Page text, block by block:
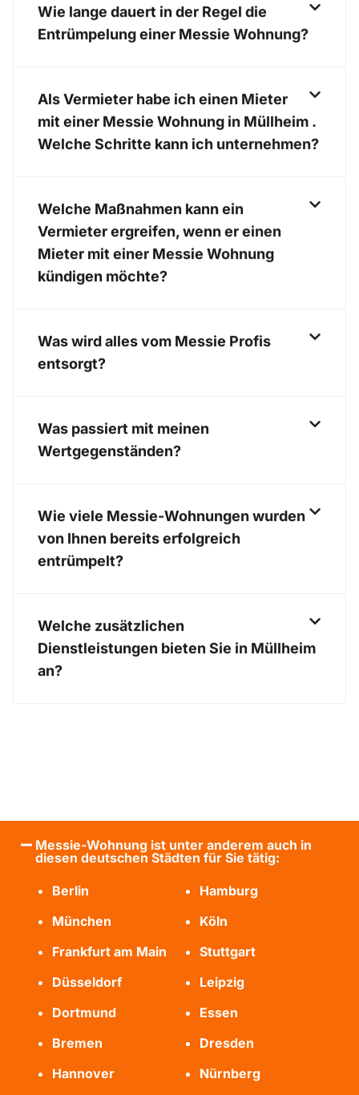
Wie lange dauert in der Regel die
Entrümpelung einer Messie Wohnung?
Als Vermieter habe ich einen Mieter
mit einer Messie Wohnung in Müllheim .
Welche Schritte kann ich unternehmen?
Welche Maßnahmen kann ein
Vermieter ergreifen, wenn er einen
Mieter mit einer Messie Wohnung
kündigen möchte?
Was wird alles vom Messie Profis
entsorgt?
Was passiert mit meinen
Wertgegenständen?
Wie viele Messie-Wohnungen wurden
von Ihnen bereits erfolgreich
entrümpelt?
Welche zusätzlichen
Dienstleistungen bieten Sie in Müllheim
an?
Messie-Wohnung ist unter anderem auch in
diesen deutschen Städten für Sie tätig:
Berlin
Hamburg
München
Köln
Frankfurt am Main
Stuttgart
Düsseldorf
Leipzig
Dortmund
Essen
Bremen
Dresden
Hannover
Nürnberg